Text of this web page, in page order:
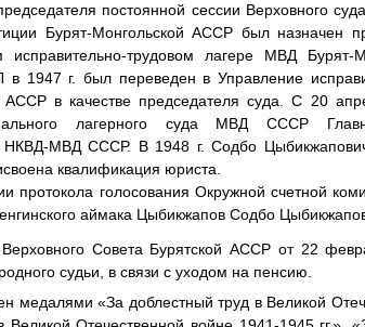
постоянной сессии Верховного
Бурят-Монгольской АССР был назначен
исправительно-трудовом лагере МВД
в 1947 г. был переведен в Управление
в качестве председателя суда. С 20
лагерного суда МВД СССР
НКВД-МВД СССР. В 1948 г. Содбо
квалификация юриста.
протокола голосования Окружной счетной
аймака Цыбикжапов Содбо
Совета Бурятской АССР от 22
судьи, в связи с уходом на пенсию.
медалями «За доблестный труд в Великой